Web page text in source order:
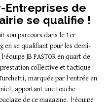
Entreprises de
se qualifie !
son parcours dans le 1er
en se qualifiant pour les demi-
JB PASTOR en quart de
collective et tactique
marquée par l’entrée en
apportant une touche
de ce magazine, l’équipe